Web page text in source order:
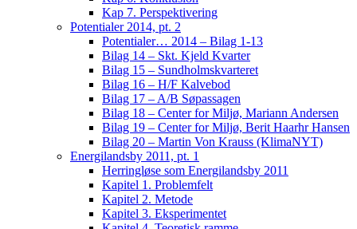
Kap 7. Perspektivering
Potentialer 2014, pt. 2
Potentialer… 2014 – Bilag 1-13
Bilag 14 – Skt. Kjeld Kvarter
Bilag 15 – Sundholmskvarteret
Bilag 16 – H/F Kalvebod
Bilag 17 – A/B Søpassagen
Bilag 18 – Center for Miljø, Mariann Andersen
Bilag 19 – Center for Miljø, Berit Haarhr Hansen
Bilag 20 – Martin Von Krauss (KlimaNYT)
Energilandsby 2011, pt. 1
Herringløse som Energilandsby 2011
Kapitel 1. Problemfelt
Kapitel 2. Metode
Kapitel 3. Eksperimentet